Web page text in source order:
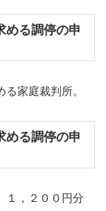
める調停の申
家庭裁判所。
める調停の申
，２００円分